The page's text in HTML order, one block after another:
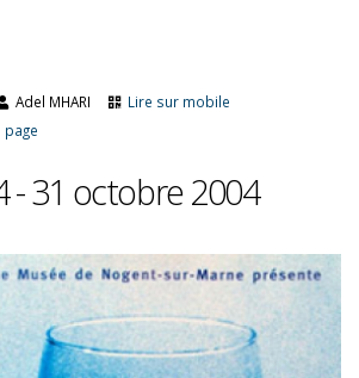
Adel MHARI
Lire sur mobile
page
- 31 octobre 2004